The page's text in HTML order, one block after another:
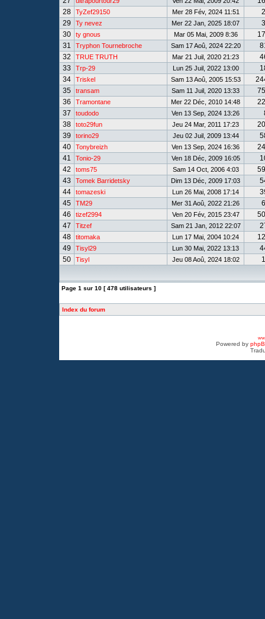
28
TyZef29150 Mer 28 Fév, 2024 11:51
29
Ty nevez Mer 22 Jan, 2025 18:07
30
ty gnous Mar 05 Mai, 2009 8:36
31
Tryphon Tournebroche Sam 17 Aoû, 2024 22:20
32
TRUE TRUTH Mar 21 Juil, 2020 21:23
33
Trp-29 Lun 25 Juil, 2022 13:00
34
Triskel Sam 13 Aoû, 2005 15:53
35
transam Sam 11 Juil, 2020 13:33
36
Tramontane Mer 22 Déc, 2010 14:48
37
toudodo Ven 13 Sep, 2024 13:26
38
toto29fun Jeu 24 Mar, 2011 17:23
39
torino29 Jeu 02 Juil, 2009 13:44
40
Tonybreizh Ven 13 Sep, 2024 16:36
41
Tonio-29 Ven 18 Déc, 2009 16:05
42
toms75 Sam 14 Oct, 2006 4:03
43
Tomek Barridetsky Dim 13 Déc, 2009 17:03
44
tomazeski Lun 26 Mai, 2008 17:14
45
TM29 Mer 31 Aoû, 2022 21:26
46
tizef2994 Ven 20 Fév, 2015 23:47
47
Titzef Sam 21 Jan, 2012 22:07
48
titomaka Lun 17 Mai, 2004 10:24
49
Tisyl29 Lun 30 Mai, 2022 13:13
50
Tisyl Jeu 08 Aoû, 2024 18:02
Page 1 sur 10 [ 478 utilisateurs ]
Index du forum
Powered by